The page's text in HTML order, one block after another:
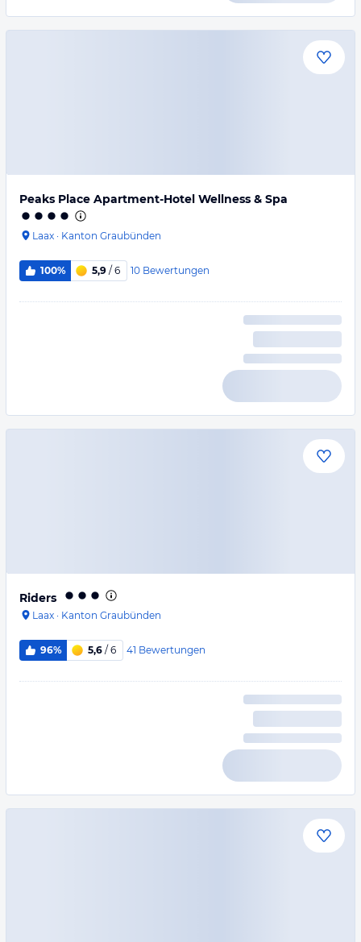
Peaks Place Apartment-Hotel Wellness & Spa
Laax · Kanton Graubünden
100% 5,9 / 6 10 Bewertungen
Riders
Laax · Kanton Graubünden
96% 5,6 / 6 41 Bewertungen